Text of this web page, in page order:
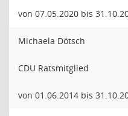
von 07.05.2020 bis
Michaela Dötsch
CDU Ratsmitglied
von 01.06.2014 bis